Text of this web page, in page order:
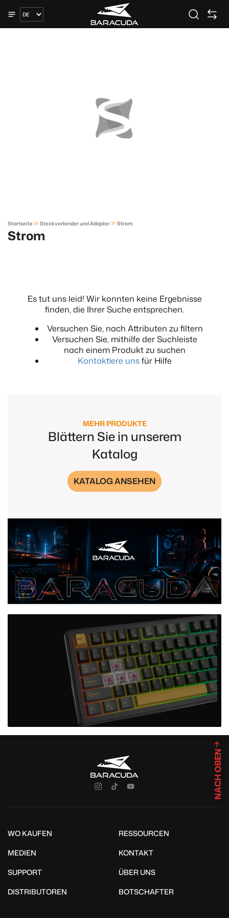
Startseite Steckverbinder und Adapter Strom
Strom
Es tut uns leid! Wir konnten keine Ergebnisse
finden, die Ihrer Suche entsprechen.
Versuchen Sie, nach Attributen zu filtern
Versuchen Sie, mithilfe der Suchleiste
nach einem Produkt zu suchen
Kontaktiere unsfür Hilfe
MEHR PRODUKTE
Blättern Sie in unserem
Katalog
KATALOG ANSEHEN
WO KAUFEN
RESSOURCEN
MEDIEN
KONTAKT
SUPPORT
ÜBER UNS
DISTRIBUTOREN
BOTSCHAFTER
NACH OBEN